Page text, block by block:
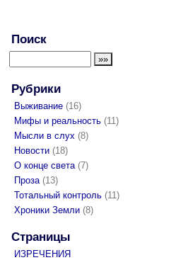
Поиск
Рубрики
Выживание (16)
Мифы и реальность (11)
Мысли в слух (8)
Новости (18)
О конце света(7)
Проза(13)
Тотальный контроль (11)
Хроники Земли (8)
Страницы
ИЗРЕЧЕНИЯ